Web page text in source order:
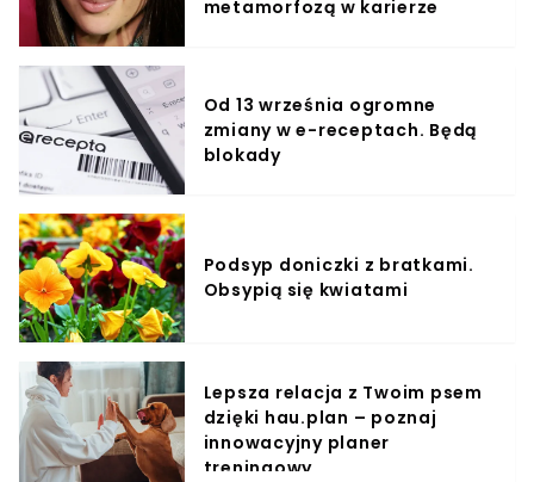
metamorfozą w karierze
Od 13 września ogromne
zmiany w e-receptach. Będą
blokady
Podsyp doniczki z bratkami.
Obsypią się kwiatami
Lepsza relacja z Twoim psem
dzięki hau.plan – poznaj
innowacyjny planer
treningowy